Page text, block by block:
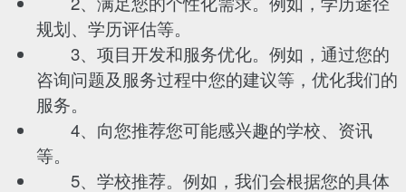
规划、学历评估等。
3、项目开发和服务优化。例如，通过您的
咨询问题及服务过程中您的建议等，优化我们的
服务。
4、向您推荐您可能感兴趣的学校、资讯
等。
5、学校推荐。例如，我们会根据您的具体